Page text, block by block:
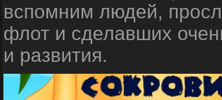
вспомним людей,
флот и сделавших
и развития.